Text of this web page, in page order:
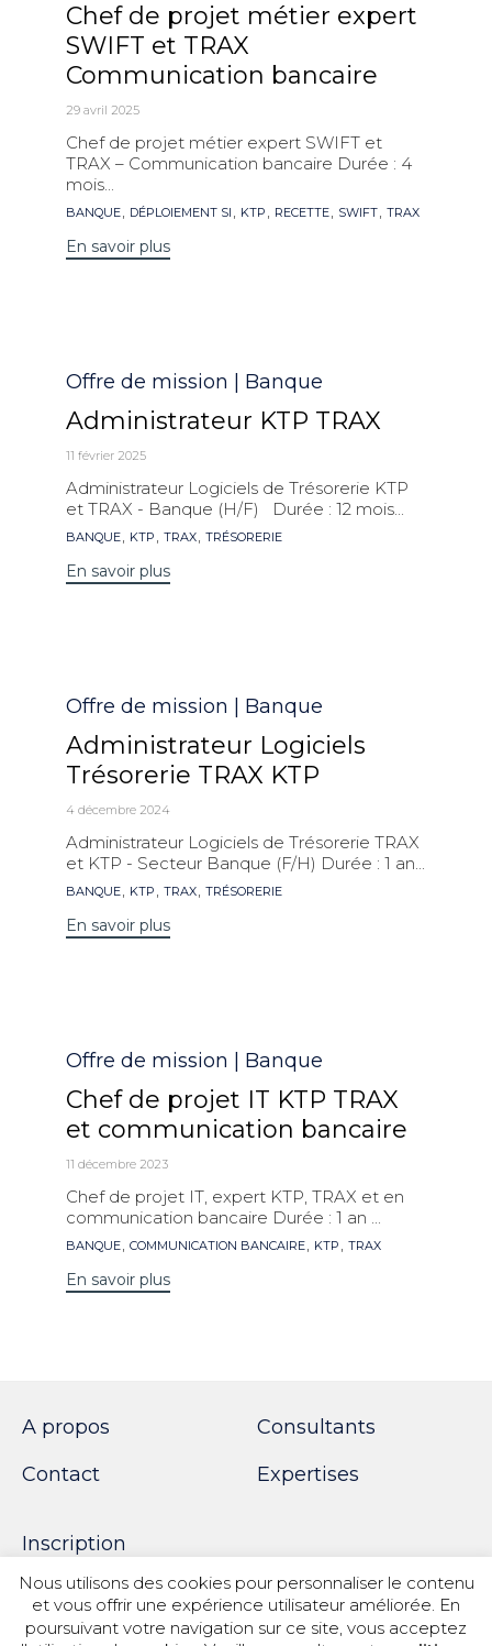
Chef de projet métier expert
SWIFT et TRAX
Communication bancaire
29 avril 2025
Chef de projet métier expert SWIFT et
TRAX – Communication bancaire Durée : 4
mois...
Mots
BANQUE, DÉPLOIEMENT SI , KTP , RECETTE, SWIFT, TRAX
En savoir plus
Catégorie
Offre de mission | Banque
Administrateur KTP TRAX
11 février 2025
Administrateur Logiciels de Trésorerie KTP
et TRAX - Banque (H/F) Durée : 12 mois...
Mots
BANQUE, KTP , TRAX, TRÉSORERIE
En savoir plus
Catégorie
Offre de mission | Banque
Administrateur Logiciels
Trésorerie TRAX KTP
4 décembre 2024
Administrateur Logiciels de Trésorerie TRAX
et KTP - Secteur Banque (F/H) Durée : 1 an...
Mots
BANQUE, KTP , TRAX, TRÉSORERIE
En savoir plus
Catégorie
Offre de mission | Banque
Chef de projet IT KTP TRAX
et communication bancaire
11 décembre 2023
Chef de projet IT, expert KTP, TRAX et en
communication bancaire Durée : 1 an ...
Mots
BANQUE, COMMUNICATION BANCAIRE, KTP , TRAX
En savoir plus
A propos
Contact
Consultants
Expertises
Inscription
© 2018 SPOTWORK
Nous utilisons des cookies pour personnaliser le contenu
et vous offrir une expérience utilisateur améliorée. En
poursuivant votre navigation sur ce site, vous acceptez